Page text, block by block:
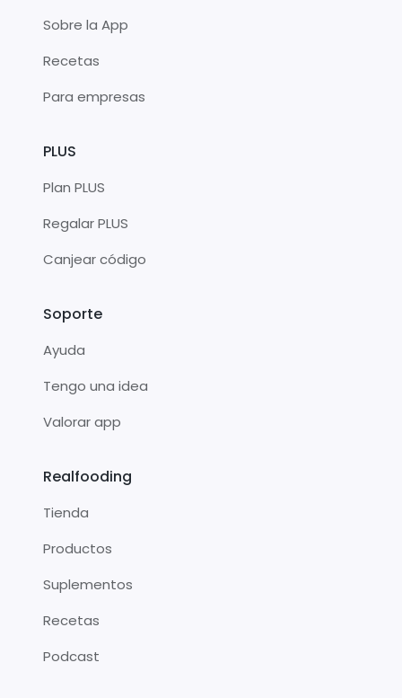
Sobre la App
Recetas
Para empresas
PLUS
Plan PLUS
Regalar PLUS
Canjear código
Soporte
Ayuda
Tengo una idea
Valorar app
Realfooding
Tienda
Productos
Suplementos
Recetas
Podcast